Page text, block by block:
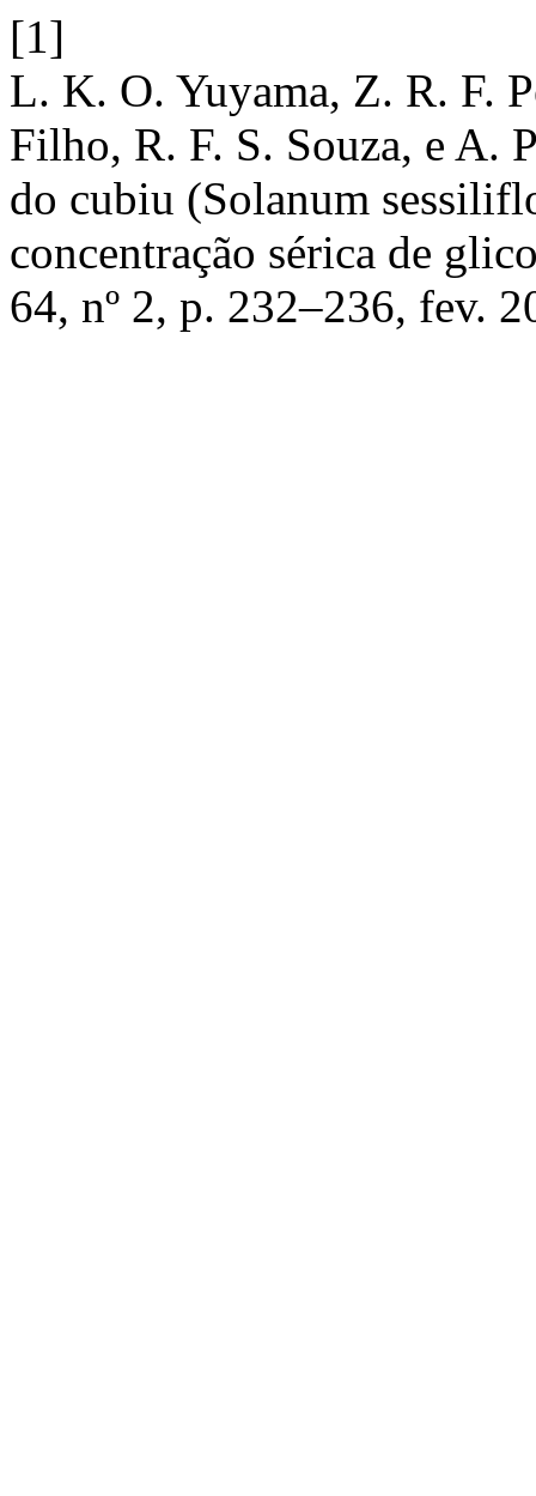
[1]
L. K. O. Yuyama, Z. R. F.
Filho, R. F. S. Souza, e A.
do cubiu (Solanum
concentração sérica de
64, nº 2, p. 232–236, fev.